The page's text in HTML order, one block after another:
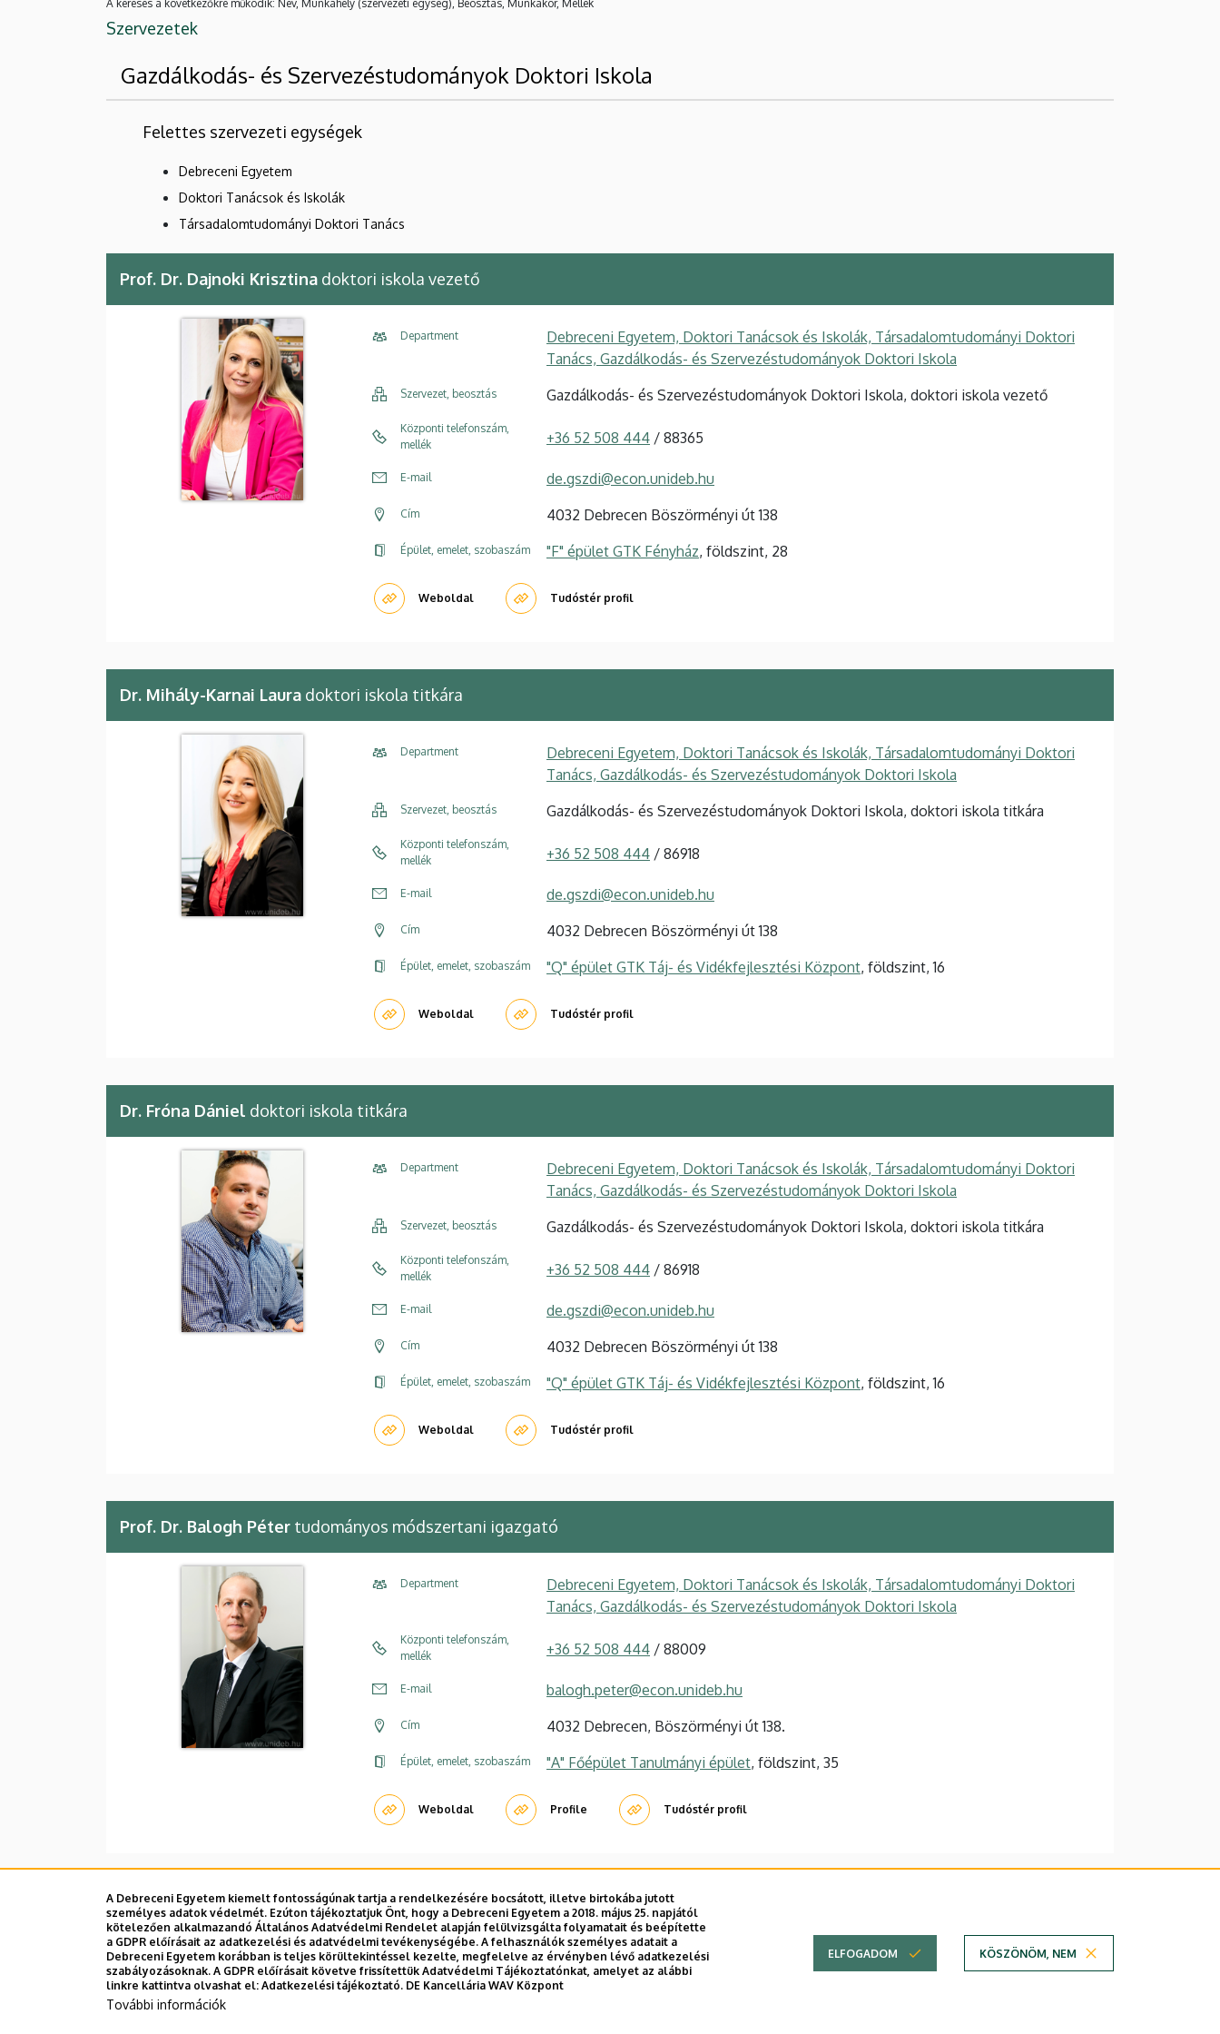
A keresés a következőkre működik: Név, Munkahely (szervezeti egység), Beosztás, Munkakör, Mellék
Szervezetek
Gazdálkodás- és Szervezéstudományok Doktori Iskola
Felettes szervezeti egységek
Debreceni Egyetem
Doktori Tanácsok és Iskolák
Társadalomtudományi Doktori Tanács
Prof. Dr. Dajnoki Krisztina doktori iskola vezető
Department
Debreceni Egyetem, Doktori Tanácsok és Iskolák, Társadalomtudományi Doktori
Tanács, Gazdálkodás- és Szervezéstudományok Doktori Iskola
Szervezet, beosztás Gazdálkodás- és Szervezéstudományok Doktori Iskola, doktori iskola vezető
Központi telefonszám,
mellék
+36 52 508 444 / 88365
E-mail de.gszdi@econ.unideb.hu
Cím 4032 Debrecen Böszörményi út 138
Épület, emelet, szobaszám "F" épület GTK Fényház, földszint, 28
Weboldal Tudóstér profil
Dr. Mihály-Karnai Laura doktori iskola titkára
Department
Debreceni Egyetem, Doktori Tanácsok és Iskolák, Társadalomtudományi Doktori
Tanács, Gazdálkodás- és Szervezéstudományok Doktori Iskola
Szervezet, beosztás Gazdálkodás- és Szervezéstudományok Doktori Iskola, doktori iskola titkára
Központi telefonszám,
mellék
+36 52 508 444 / 86918
E-mail de.gszdi@econ.unideb.hu
Cím 4032 Debrecen Böszörményi út 138
Épület, emelet, szobaszám "Q" épület GTK Táj- és Vidékfejlesztési Központ, földszint, 16
Weboldal Tudóstér profil
Dr. Fróna Dániel doktori iskola titkára
Department
Debreceni Egyetem, Doktori Tanácsok és Iskolák, Társadalomtudományi Doktori
Tanács, Gazdálkodás- és Szervezéstudományok Doktori Iskola
Szervezet, beosztás Gazdálkodás- és Szervezéstudományok Doktori Iskola, doktori iskola titkára
Központi telefonszám,
mellék
+36 52 508 444 / 86918
E-mail de.gszdi@econ.unideb.hu
Cím 4032 Debrecen Böszörményi út 138
Épület, emelet, szobaszám "Q" épület GTK Táj- és Vidékfejlesztési Központ, földszint, 16
Weboldal Tudóstér profil
Prof. Dr. Balogh Péter tudományos módszertani igazgató
Department
Debreceni Egyetem, Doktori Tanácsok és Iskolák, Társadalomtudományi Doktori
Tanács, Gazdálkodás- és Szervezéstudományok Doktori Iskola
Központi telefonszám,
mellék
+36 52 508 444 / 88009
E-mail balogh.peter@econ.unideb.hu
Cím 4032 Debrecen, Böszörményi út 138.
Épület, emelet, szobaszám "A" Főépület Tanulmányi épület, földszint, 35
Weboldal Profile Tudóstér profil
Dolgozói adatmódosítás igénylése a DE telefonkönyvében|Külső személyek rögzítése a DE telefonkönyvében
A Debreceni Egyetem kiemelt fontosságúnak tartja a rendelkezésére bocsátott, illetve birtokába jutott
személyes adatok védelmét. Ezúton tájékoztatjuk Önt, hogy a Debreceni Egyetem a 2018. május 25. napjától
kötelezően alkalmazandó Általános Adatvédelmi Rendelet alapján felülvizsgálta folyamatait és beépítette
a GDPR előírásait az adatkezelési és adatvédelmi tevékenységébe. A felhasználók személyes adatait a
Debreceni Egyetem korábban is teljes körültekintéssel kezelte, megfelelve az érvényben lévő adatkezelési
szabályozásoknak. A GDPR előírásait követve frissítettük Adatvédelmi Tájékoztatónkat, amelyet az alábbi
linkre kattintva olvashat el: Adatkezelési tájékoztató. DE Kancellária WAV Központ
További információk
ELFOGADOM KÖSZÖNÖM, NEM